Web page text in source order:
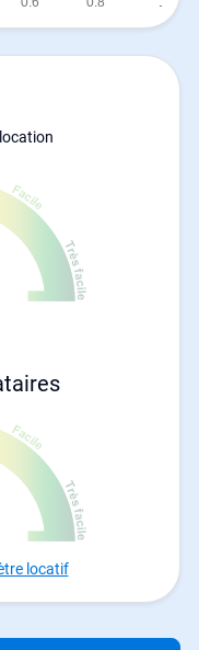
locatif